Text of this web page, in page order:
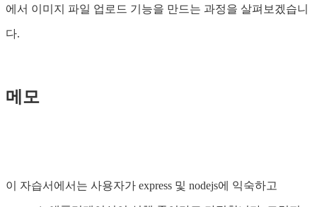
에서 이미지 파일 업로드 기능을 만드는 과정을 살펴보겠습니
다.
메모
이 자습서에서는 사용자가 express 및 nodejs에 익숙하고